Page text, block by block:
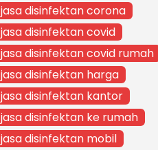
jasa disinfektan corona
jasa disinfektan covid
jasa disinfektan covid rumah
jasa disinfektan harga
jasa disinfektan kantor
jasa disinfektan ke rumah
jasa disinfektan mobil